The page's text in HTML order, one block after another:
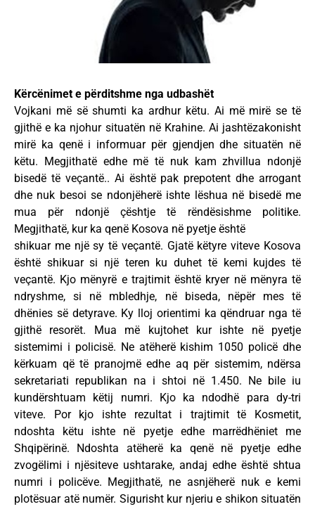
Kërcënimet e përditshme nga udbashët
Vojkani më së shumti ka ardhur këtu. Ai më mirë se të
gjithë e ka njohur situatën në Krahine. Ai jashtëzakonisht
mirë ka qenë i informuar për gjendjen dhe situatën në
këtu. Megjithatë edhe më të nuk kam zhvillua ndonjë
bisedë të veçantë.. Ai është pak prepotent dhe arrogant
dhe nuk besoi se ndonjëherë ishte lëshua në bisedë me
mua për ndonjë çështje të rëndësishme politike.
Megjithatë, kur ka qenë Kosova në pyetje është
shikuar me një sy të veçantë. Gjatë këtyre viteve Kosova
është shikuar si një teren ku duhet të kemi kujdes të
veçantë. Kjo mënyrë e trajtimit është kryer në mënyra të
ndryshme, si në mbledhje, në biseda, nëpër mes të
dhënies së detyrave. Ky lloj orientimi ka qëndruar nga të
gjithë resorët. Mua më kujtohet kur ishte në pyetje
sistemimi i policisë. Ne atëherë kishim 1050 policë dhe
kërkuam që të pranojmë edhe aq për sistemim, ndërsa
sekretariati republikan na i shtoi në 1.450. Ne bile iu
kundërshtuam këtij numri. Kjo ka ndodhë para dy-tri
viteve. Por kjo ishte rezultat i trajtimit të Kosmetit,
ndoshta këtu ishte në pyetje edhe marrëdhëniet me
Shqipërinë. Ndoshta atëherë ka qenë në pyetje edhe
zvogëlimi i njësiteve ushtarake, andaj edhe është shtua
numri i policëve. Megjithatë, ne asnjëherë nuk e kemi
plotësuar atë numër. Sigurisht kur njeriu e shikon situatën